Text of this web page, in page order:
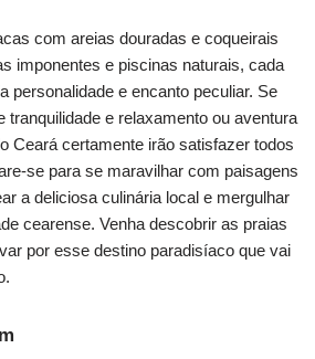
com areias douradas e coqueirais
imponentes e piscinas naturais, cada
personalidade e encanto peculiar. Se
tranquilidade e relaxamento ou aventura
Ceará certamente irão satisfazer todos
se para se maravilhar com paisagens
a deliciosa culinária local e mergulhar
cearense. Venha descobrir as praias
por esse destino paradisíaco que vai